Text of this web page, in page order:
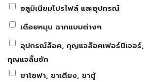
อลูมิเนียมโปรไฟล์ และอุปกรณ์
เดือยหมุน ฉากแบบต่างๆ
อุปกรณ์ล็อค, กุญแจล็อคเฟอร์นิเจอร์,
กุญแจลิ้นชัก
ขาโซฟา, ขาเตียง, ขาตู้